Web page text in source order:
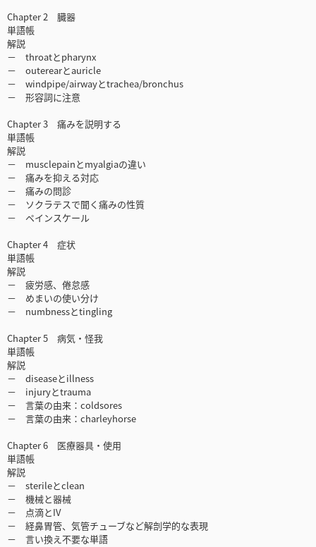
Chapter 2 臓器
単語帳
解説
－ throatとpharynx
－ outerearとauricle
－ windpipe/airwayとtrachea/bronchus
－ 形容詞に注意
Chapter 3 痛みを説明する
単語帳
解説
－ musclepainとmyalgiaの違い
－ 痛みを抑える対応
－ 痛みの問診
－ ソクラテスで聞く痛みの性質
－ ペインスケール
Chapter 4 症状
単語帳
解説
－ 疲労感、倦怠感
－ めまいの使い分け
－ numbnessとtingling
Chapter 5 病気・怪我
単語帳
解説
－ diseaseとillness
－ injuryとtrauma
－ 言葉の由来：coldsores
－ 言葉の由来：charleyhorse
Chapter 6 医療器具・使用
単語帳
解説
－ sterileとclean
－ 機械と器械
－ 点滴とIV
－ 経鼻胃管、気管チューブなど解剖学的な表現
－ 言い換え不要な単語